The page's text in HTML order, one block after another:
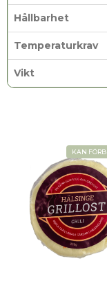
Hållbarhet
Temperaturkrav
Vikt
KAN